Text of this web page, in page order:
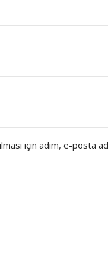
için adım, e-posta